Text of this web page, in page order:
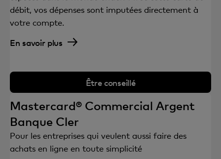
débit, vos dépenses sont imputées directement à
votre compte.
En savoir plus
Être conseillé
Mastercard® Commercial Argent
Banque Cler
Pour les entreprises qui veulent aussi faire des
achats en ligne en toute simplicité